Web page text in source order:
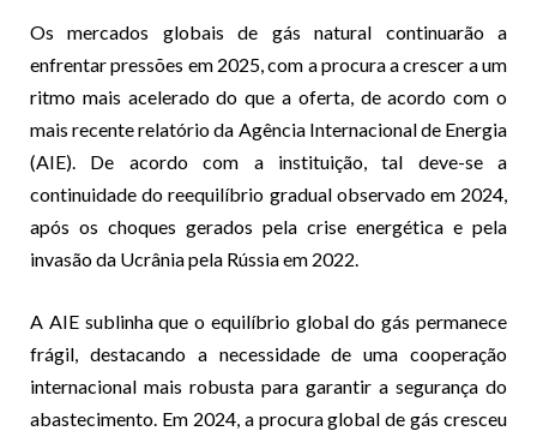
Os mercados globais de gás natural continuarão a
enfrentar pressões em 2025, com a procura a crescer a um
ritmo mais acelerado do que a oferta, de acordo com o
mais recente relatório da Agência Internacional de Energia
(AIE). De acordo com a instituição, tal deve-se a
continuidade do reequilíbrio gradual observado em 2024,
após os choques gerados pela crise energética e pela
invasão da Ucrânia pela Rússia em 2022.
A AIE sublinha que o equilíbrio global do gás permanece
frágil, destacando a necessidade de uma cooperação
internacional mais robusta para garantir a segurança do
abastecimento. Em 2024, a procura global de gás cresceu